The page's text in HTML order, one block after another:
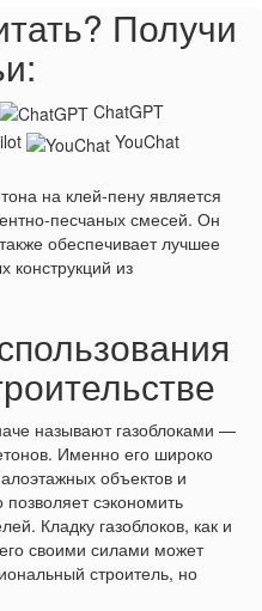
Получи
ChatGPT
YouChat
на клей-пену является
песчаных смесей. Он
обеспечивает лучшее
конструкций из
называют газоблоками —
Именно его широко
объектов и
сэкономить
Кладку газоблоков, как и
своими силами может
строитель, но